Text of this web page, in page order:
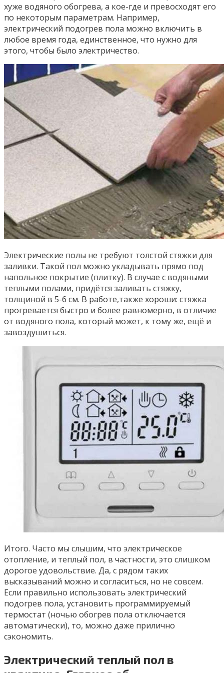
хуже водяного обогрева, а кое-где и превосходят его
по некоторым параметрам. Например,
электрический подогрев пола можно включить в
любое время года, единственное, что нужно для
этого, чтобы было электричество.
Электрические полы не требуют толстой стяжки для
заливки. Такой пол можно укладывать прямо под
напольное покрытие (плитку). В случае с водяными
теплыми полами, придётся заливать стяжку,
толщиной в 5-6 см. В работе,также хороши: стяжка
прогревается быстро и более равномерно, в отличие
от водяного пола, который может, к тому же, ещё и
завоздушиться.
Итого. Часто мы слышим, что электрическое
отопление, и теплый пол, в частности, это слишком
дорогое удовольствие. Да, с рядом таких
высказываний можно и согласиться, но не совсем.
Если правильно использовать электрический
подогрев пола, установить программируемый
термостат (ночью обогрев пола отключается
автоматически), то, можно даже прилично
сэкономить.
Электрический теплый пол в